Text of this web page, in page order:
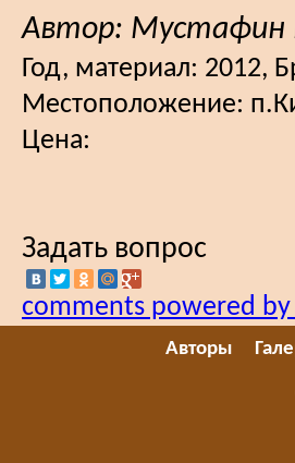
Автор: Мустафин
Год, материал: 2012,
Местоположение:
Цена:
Задать вопрос
comments powered
Авторы